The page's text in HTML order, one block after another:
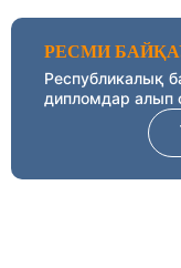
РЕСМИ
Республикалық
дипломдар алып